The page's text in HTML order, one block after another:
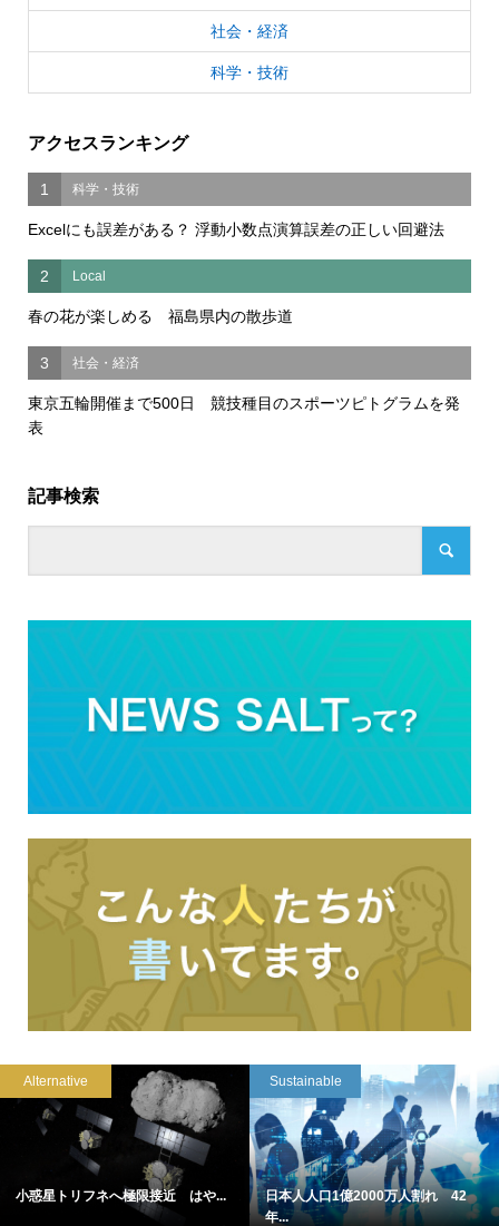
社会・経済
科学・技術
アクセスランキング
1 科学・技術
Excelにも誤差がある？ 浮動小数点演算誤差の正しい回避法
2 Local
春の花が楽しめる 福島県内の散歩道
3 社会・経済
東京五輪開催まで500日 競技種目のスポーツピトグラムを発
表
記事検索
Alternative
小惑星トリフネへ極限接近 はや...
Sustainable
日本人人口1億2000万人割れ 42
年...